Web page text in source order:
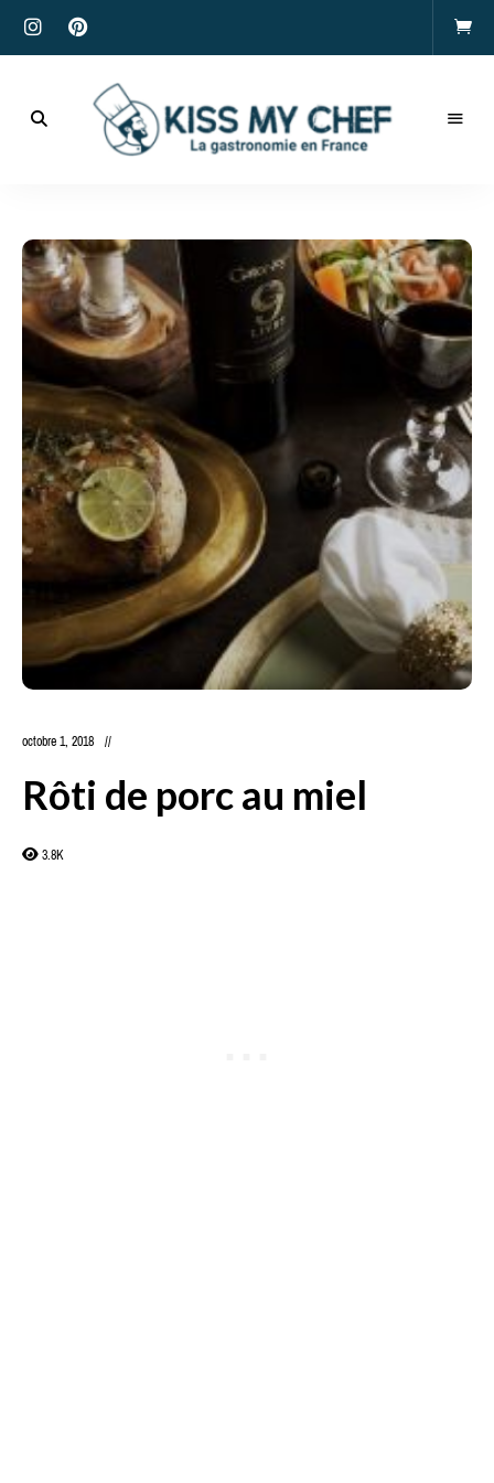
My
Chef
octobre 1, 2018
Rôti de porc au miel
3.8K